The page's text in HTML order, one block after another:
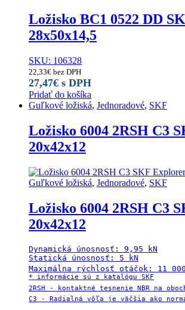
Ložisko BC1 0522 DD
28x50x14,5
SKU: 106328
22,33€ bez DPH
27,47€ s DPH
Pridať do košíka
Guľkové ložiská, Jednoradové, SKF
Ložisko 6004 2RSH C3
20x42x12
Guľkové ložiská, Jednoradové, SKF
Ložisko 6004 2RSH C3
20x42x12
Dynamická únosnosť: 9,95 kN
Statická únosnosť: 5 kN
Maximálna rýchlosť otáčok: 11
* informácie sú z katalógu SKF
2RSH - kontaktné tesnenie NBR na
C3 - Radialná vôľa je väčšia ako